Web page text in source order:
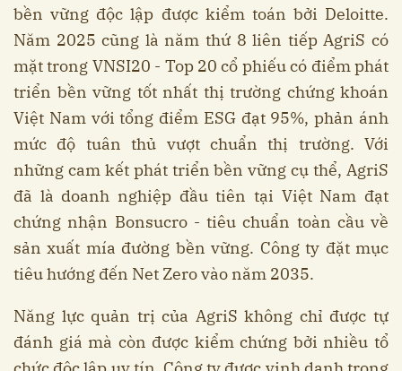
bền vững độc lập được kiểm toán bởi Deloitte.
Năm 2025 cũng là năm thứ 8 liên tiếp AgriS có
mặt trong VNSI20 - Top 20 cổ phiếu có điểm phát
triển bền vững tốt nhất thị trường chứng khoán
Việt Nam với tổng điểm ESG đạt 95%, phản ánh
mức độ tuân thủ vượt chuẩn thị trường. Với
những cam kết phát triển bền vững cụ thể, AgriS
đã là doanh nghiệp đầu tiên tại Việt Nam đạt
chứng nhận Bonsucro - tiêu chuẩn toàn cầu về
sản xuất mía đường bền vững. Công ty đặt mục
tiêu hướng đến Net Zero vào năm 2035.
Năng lực quản trị của AgriS không chỉ được tự
đánh giá mà còn được kiểm chứng bởi nhiều tổ